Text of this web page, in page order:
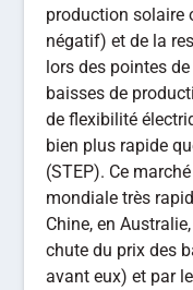
production solaire
négatif) et de la
lors des pointes
baisses de
de flexibilité
bien plus rapide
(STEP). Ce
mondiale très
Chine, en
chute du prix des
avant eux) et par